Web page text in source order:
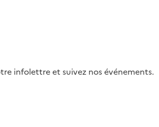
infolettre et suivez nos événements.